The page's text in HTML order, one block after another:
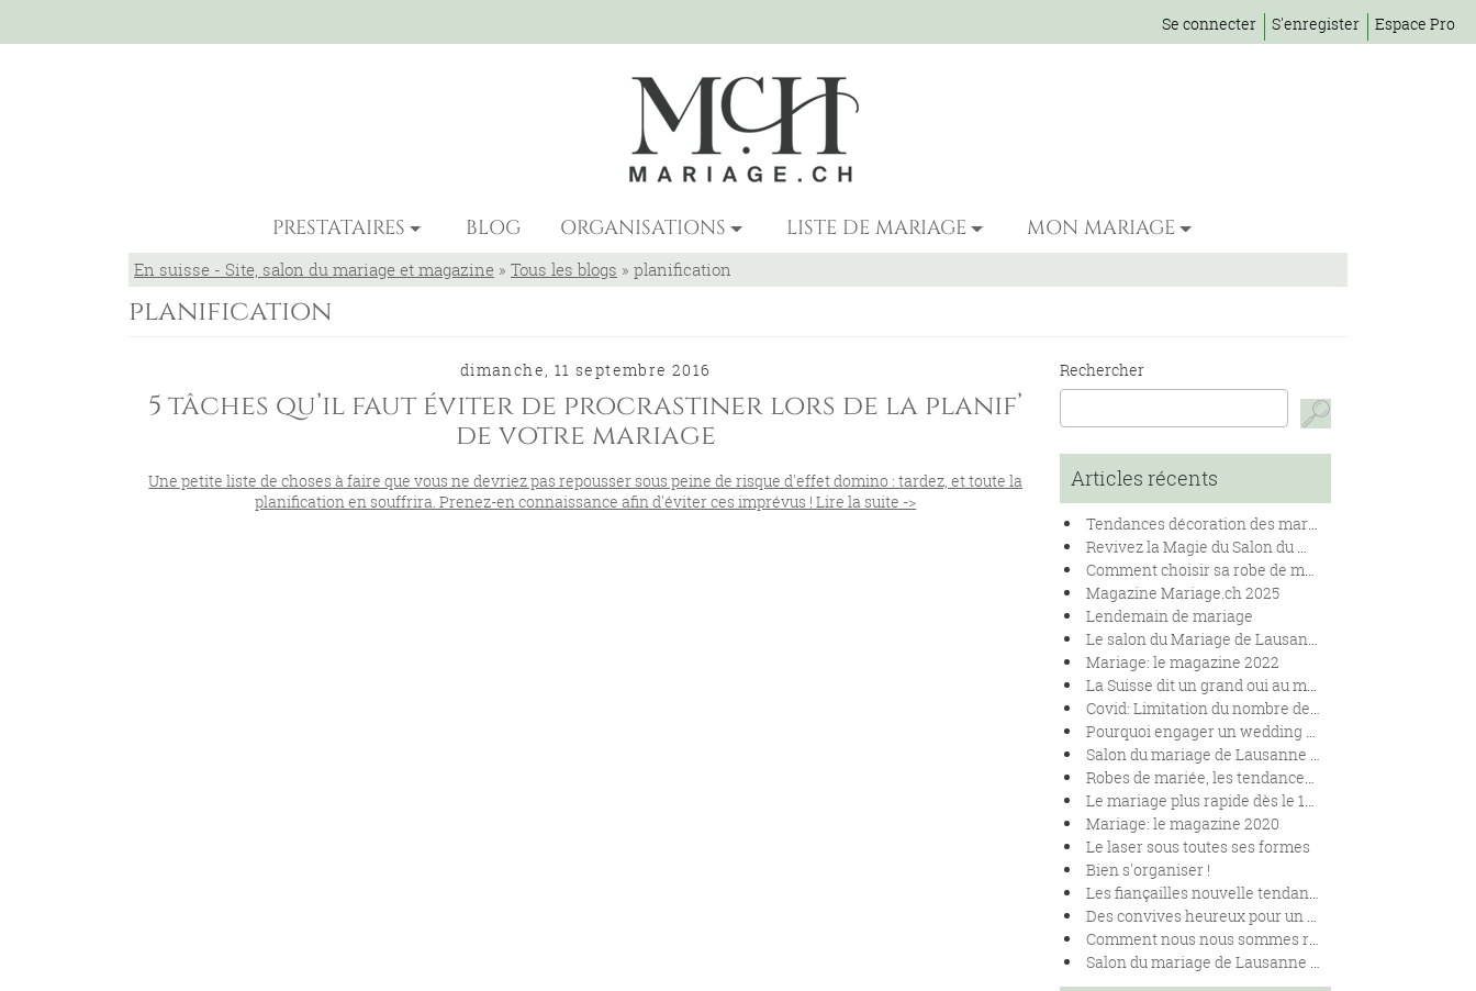
Se connecter S'enregister Espace Pro
PRESTATAIRES BLOG ORGANISATIONS LISTE DE MARIAGE MON MARIAGE
En suisse - Site, salon du mariage et magazine » Tous les blogs » planification
planification
dimanche, 11 septembre 2016
5 tâches qu’il faut éviter de procrastiner lors de la planif’
de votre mariage
Une petite liste de choses à faire que vous ne devriez pas repousser sous peine de risque d'effet domino : tardez, et toute la
planification en souffrira. Prenez-en connaissance afin d'éviter ces imprévus ! Lire la suite ->
Rechercher
Articles récents
Tendances décoration des mariages en 2025
Revivez la Magie du Salon du Mariage de Lausanne 2024
Comment choisir sa robe de mariées en fonction de sa morphologie.
Magazine Mariage.ch 2025
Lendemain de mariage
Le salon du Mariage de Lausanne se renouvelle !
Mariage: le magazine 2022
La Suisse dit un grand oui au mariage pour toutes et tous
Covid: Limitation du nombre de personnes lors des mariages
Pourquoi engager un wedding planner pour son mariage ?
Salon du mariage de Lausanne 2020
Robes de mariée, les tendances 2020
Le mariage plus rapide dès le 1er janvier 2020.
Mariage: le magazine 2020
Le laser sous toutes ses formes
Bien s'organiser !
Les fiançailles nouvelle tendance
Des convives heureux pour un banquet réussi
Comment nous nous sommes rencontrés !
Salon du mariage de Lausanne 2019